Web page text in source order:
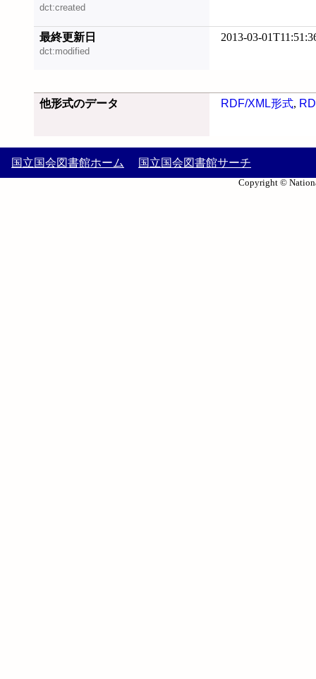
dct:created
最終更新日
dct:modified
2013-03-
他形式のデータ RDF/XML形式,
国立国会図書館ホーム 国立国会図書館サーチ
Copyright ©